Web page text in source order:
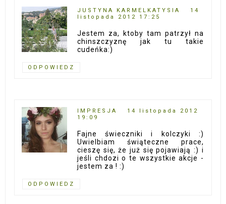
JUSTYNA KARMELKATYSIA
14
listopada 2012 17:25
Jestem za, ktoby tam patrzył na
chinszczyznę jak tu takie
cudeńka:)
ODPOWIEDZ
IMPRESJA
14 listopada 2012
19:09
Fajne świeczniki i kolczyki :)
Uwielbiam świąteczne prace,
cieszę się, że już się pojawiają :) i
jeśli chdozi o te wszystkie akcje -
jestem za ! :)
ODPOWIEDZ